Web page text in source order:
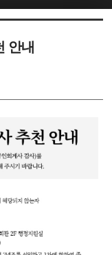
안내
5
5